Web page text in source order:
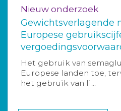
Nieuw onderzoek
Gewichtsverlagende
Europese
Het gebruik van
Europese landen toe,
het gebruik van li...